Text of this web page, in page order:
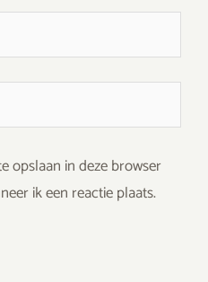
opslaan in deze browser
ik een reactie plaats.